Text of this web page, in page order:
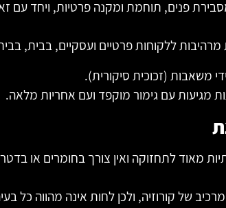
פנים, תוחמת ומקנה פרטיות, ויחד עם
ללקוחות פרטיים ועסקיים, בבית,
משאבות (זכוכית סיקורית).
מגיעות עם גימור מוקפד ועם אחריות מלאה.
מאוד לתחזוקה ואין צורך בחומרים או
של קורוזיה, ולכן לחות אינה מהווה כל